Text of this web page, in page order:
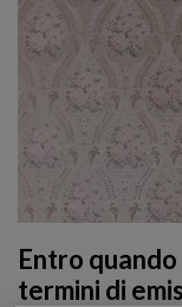
Entro
termini di